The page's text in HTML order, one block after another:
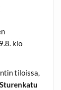
klo
tiloissa,
Sturenkatu